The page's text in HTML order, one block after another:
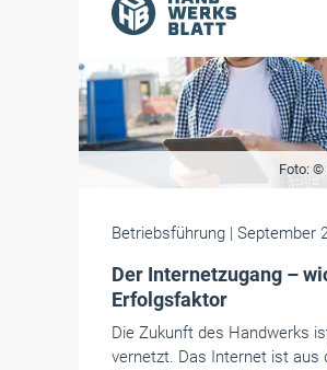
Foto: ©
Betriebsführung | September
Der Internetzugang –
Erfolgsfaktor
Die Zukunft des Handwerks
vernetzt. Das Internet ist aus